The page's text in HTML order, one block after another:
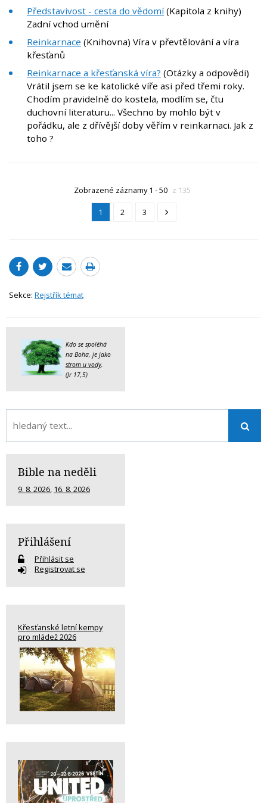
Představivost - cesta do vědomí(Kapitola z knihy)
Zadní vchod umění
Reinkarnace (Knihovna) Víra v převtělování a víra
křesťanů
Reinkarnace a křesťanská víra? (Otázky a odpovědi)
Vrátil jsem se ke katolické víře asi před třemi roky.
Chodím pravidelně do kostela, modlím se, čtu
duchovní literaturu... Všechno by mohlo být v
pořádku, ale z dřívější doby věřím v reinkarnaci. Jak z
toho ?
Zobrazené záznamy 1 - 50 z 135
1 2 3
Sekce: Rejstřík témat
Kdo se spoléhá
na Boha, je jako
strom u vody.
(Jr 17,5)
Bible na neděli
9. 8. 2026, 16. 8. 2026
Přihlášení
Přihlásit se
Registrovat se
Křesťanské letní kempy
pro mládež 2026